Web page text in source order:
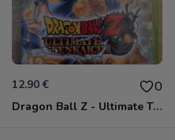
12.90 € 0
Dragon Ball Z - Ultimate Tenkaichi Xbox 360